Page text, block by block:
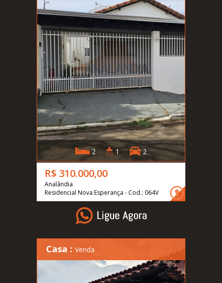
2 1 2
R$ 310.000,00
Analândia
Residencial Nova Esperança - Cod.: 064V
Casa : Venda